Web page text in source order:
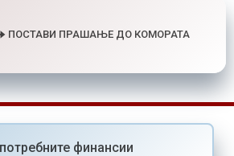
ПОСТАВИ ПРАШАЊЕ ДО КОМОРАТА
финансии